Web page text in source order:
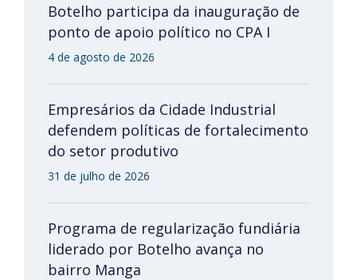
Botelho participa da inauguração de
ponto de apoio político no CPA I
4 de agosto de 2026
Empresários da Cidade Industrial
defendem políticas de fortalecimento
do setor produtivo
31 de julho de 2026
Programa de regularização fundiária
liderado por Botelho avança no
bairro Manga